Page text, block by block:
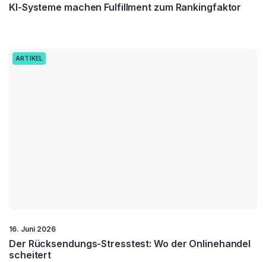
KI-Systeme machen Fulfillment zum Rankingfaktor
ARTIKEL
16. Juni 2026
Der Rücksendungs-Stresstest: Wo der Onlinehandel
scheitert